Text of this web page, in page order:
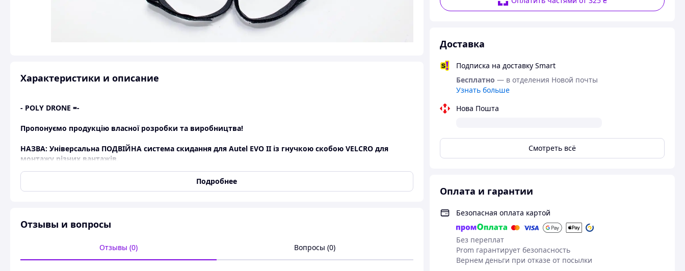
Доставка
Подписка на доставку Smart
Бесплатно — в отделения Новой почты
Узнать больше
Нова Пошта
Смотреть всё
Оплата и гарантии
Безопасная оплата картой
Без переплат
Prom гарантирует безопасность
Вернем деньги при отказе от посылки
Характеристики и описание
- POLY DRONE =-
Пропонуємо продукцію власної розробки та виробництва!
НАЗВА: Універсальна ПОДВІЙНА система скидання для Autel EVO II із гнучкою скобою VELCRO для
монтажу різних вантажів.
(id.: ADS_AE2_DOUBLE-VELCRO)
ОПИС: Автономна система для транспортування та скидання різнопланового корисного навантаження на
система для своєї роботи не потребує втручання в архітектуру дрона. Застосування системи не потребує! при
експлуатації дрона вимикання нижніх датчиків положення.
В конструкції системи реалізована навіска вантажів за допомогою гнучкого ременя із застібкою VELCRO, що
Подробнее
Отзывы и вопросы
Отзывы (0) Вопросы (0)